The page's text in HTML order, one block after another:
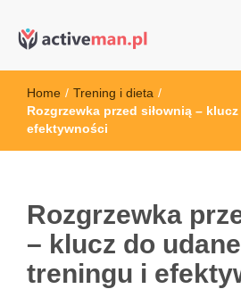
active man – sprzęt
sportowym
Home / Trening i dieta /
Rozgrzewka przed siłownią –
efektywności
Rozgrzewka
– klucz do
treningu i